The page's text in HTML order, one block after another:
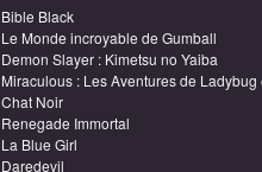
Bible Black
Le Monde incroyable de Gumball
Demon Slayer : Kimetsu no Yaiba
Miraculous : Les Aventures de Ladybug
Chat Noir
Renegade Immortal
La Blue Girl
Daredevil